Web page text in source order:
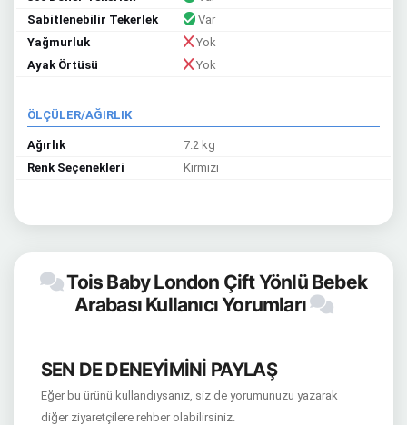
Sabitlenebilir Tekerlek
Var
Yağmurluk
Yok
Ayak Örtüsü
Yok
ÖLÇÜLER/AĞIRLIK
Ağırlık
7.2 kg
Renk Seçenekleri
Kırmızı
Tois Baby London Çift Yönlü Bebek
Arabası Kullanıcı Yorumları
SEN DE DENEYİMİNİ PAYLAŞ
Eğer bu ürünü kullandıysanız, siz de yorumunuzu yazarak
diğer ziyaretçilere rehber olabilirsiniz.